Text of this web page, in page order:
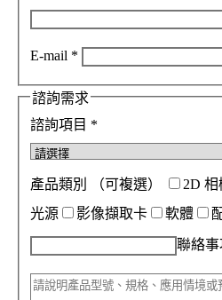
E-mail *
諮詢需求
諮詢項目 *
產品類別 （可複選） 2D 相
光源
影像擷取卡 軟體
聯絡事